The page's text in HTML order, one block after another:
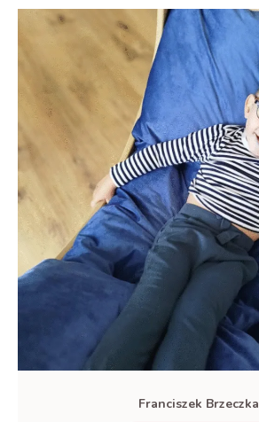
Franciszek Brzeczka